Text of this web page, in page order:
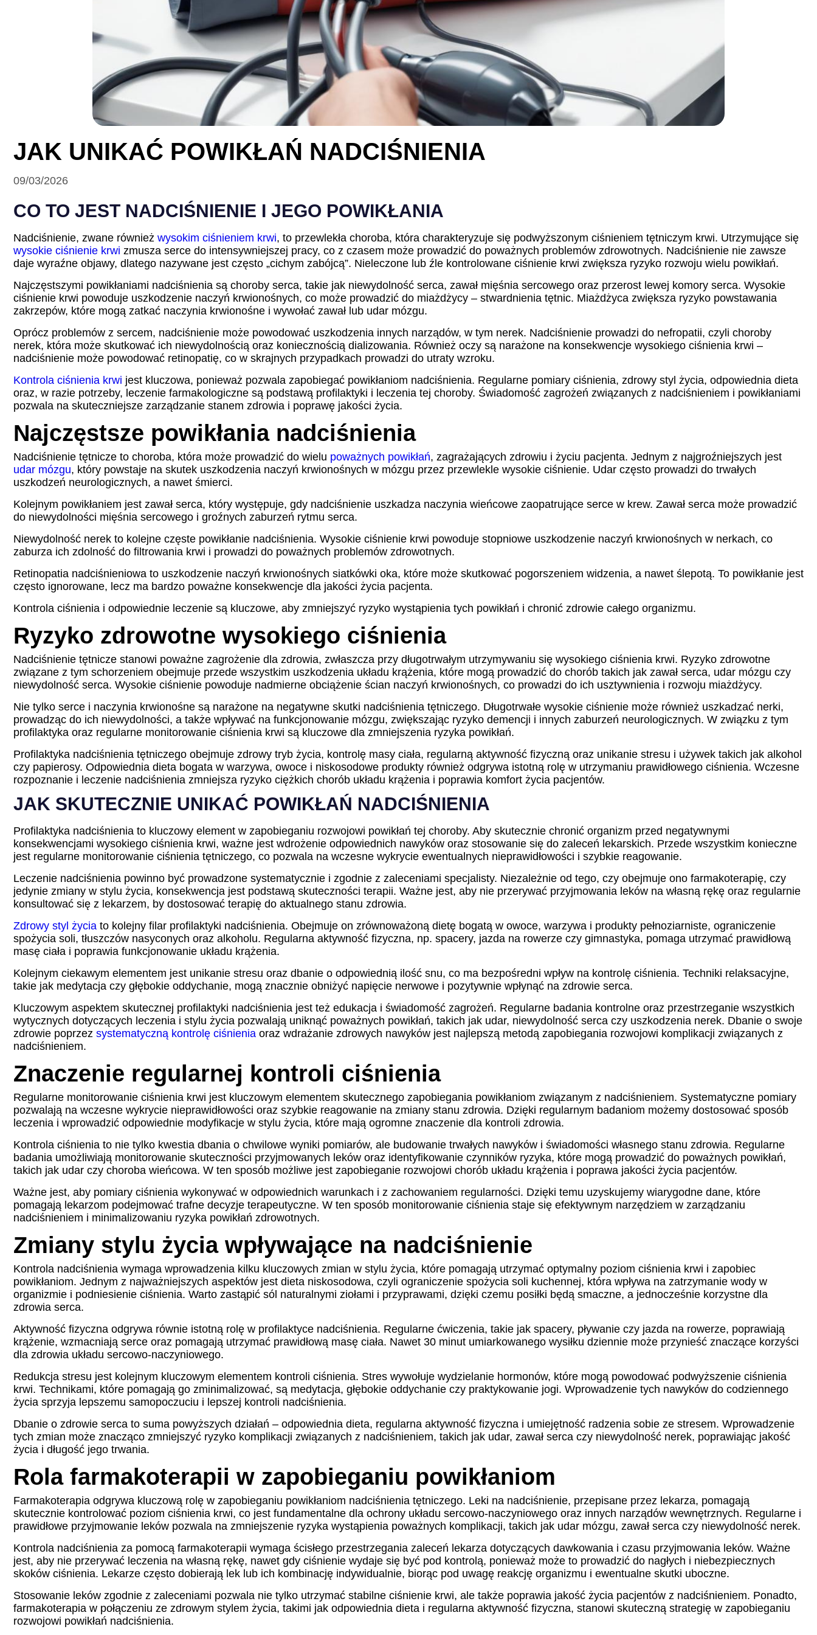
JAK UNIKAĆ POWIKŁAŃ NADCIŚNIENIA
09/03/2026
CO TO JEST NADCIŚNIENIE I JEGO POWIKŁANIA
Nadciśnienie, zwane również wysokim ciśnieniem krwi, to przewlekła choroba, która charakteryzuje się podwyższonym ciśnieniem tętniczym krwi. Utrzymujące się
wysokie ciśnienie krwi zmusza serce do intensywniejszej pracy, co z czasem może prowadzić do poważnych problemów zdrowotnych. Nadciśnienie nie zawsze
daje wyraźne objawy, dlatego nazywane jest często „cichym zabójcą”. Nieleczone lub źle kontrolowane ciśnienie krwi zwiększa ryzyko rozwoju wielu powikłań.
Najczęstszymi powikłaniami nadciśnienia są choroby serca, takie jak niewydolność serca, zawał mięśnia sercowego oraz przerost lewej komory serca. Wysokie
ciśnienie krwi powoduje uszkodzenie naczyń krwionośnych, co może prowadzić do miażdżycy – stwardnienia tętnic. Miażdżyca zwiększa ryzyko powstawania
zakrzepów, które mogą zatkać naczynia krwionośne i wywołać zawał lub udar mózgu.
Oprócz problemów z sercem, nadciśnienie może powodować uszkodzenia innych narządów, w tym nerek. Nadciśnienie prowadzi do nefropatii, czyli choroby
nerek, która może skutkować ich niewydolnością oraz koniecznością dializowania. Również oczy są narażone na konsekwencje wysokiego ciśnienia krwi –
nadciśnienie może powodować retinopatię, co w skrajnych przypadkach prowadzi do utraty wzroku.
Kontrola ciśnienia krwi jest kluczowa, ponieważ pozwala zapobiegać powikłaniom nadciśnienia. Regularne pomiary ciśnienia, zdrowy styl życia, odpowiednia dieta
oraz, w razie potrzeby, leczenie farmakologiczne są podstawą profilaktyki i leczenia tej choroby. Świadomość zagrożeń związanych z nadciśnieniem i powikłaniami
pozwala na skuteczniejsze zarządzanie stanem zdrowia i poprawę jakości życia.
Najczęstsze powikłania nadciśnienia
Nadciśnienie tętnicze to choroba, która może prowadzić do wielu poważnych powikłań, zagrażających zdrowiu i życiu pacjenta. Jednym z najgroźniejszych jest
udar mózgu, który powstaje na skutek uszkodzenia naczyń krwionośnych w mózgu przez przewlekle wysokie ciśnienie. Udar często prowadzi do trwałych
uszkodzeń neurologicznych, a nawet śmierci.
Kolejnym powikłaniem jest zawał serca, który występuje, gdy nadciśnienie uszkadza naczynia wieńcowe zaopatrujące serce w krew. Zawał serca może prowadzić
do niewydolności mięśnia sercowego i groźnych zaburzeń rytmu serca.
Niewydolność nerek to kolejne częste powikłanie nadciśnienia. Wysokie ciśnienie krwi powoduje stopniowe uszkodzenie naczyń krwionośnych w nerkach, co
zaburza ich zdolność do filtrowania krwi i prowadzi do poważnych problemów zdrowotnych.
Retinopatia nadciśnieniowa to uszkodzenie naczyń krwionośnych siatkówki oka, które może skutkować pogorszeniem widzenia, a nawet ślepotą. To powikłanie jest
często ignorowane, lecz ma bardzo poważne konsekwencje dla jakości życia pacjenta.
Kontrola ciśnienia i odpowiednie leczenie są kluczowe, aby zmniejszyć ryzyko wystąpienia tych powikłań i chronić zdrowie całego organizmu.
Ryzyko zdrowotne wysokiego ciśnienia
Nadciśnienie tętnicze stanowi poważne zagrożenie dla zdrowia, zwłaszcza przy długotrwałym utrzymywaniu się wysokiego ciśnienia krwi. Ryzyko zdrowotne
związane z tym schorzeniem obejmuje przede wszystkim uszkodzenia układu krążenia, które mogą prowadzić do chorób takich jak zawał serca, udar mózgu czy
niewydolność serca. Wysokie ciśnienie powoduje nadmierne obciążenie ścian naczyń krwionośnych, co prowadzi do ich usztywnienia i rozwoju miażdżycy.
Nie tylko serce i naczynia krwionośne są narażone na negatywne skutki nadciśnienia tętniczego. Długotrwałe wysokie ciśnienie może również uszkadzać nerki,
prowadząc do ich niewydolności, a także wpływać na funkcjonowanie mózgu, zwiększając ryzyko demencji i innych zaburzeń neurologicznych. W związku z tym
profilaktyka oraz regularne monitorowanie ciśnienia krwi są kluczowe dla zmniejszenia ryzyka powikłań.
Profilaktyka nadciśnienia tętniczego obejmuje zdrowy tryb życia, kontrolę masy ciała, regularną aktywność fizyczną oraz unikanie stresu i używek takich jak alkohol
czy papierosy. Odpowiednia dieta bogata w warzywa, owoce i niskosodowe produkty również odgrywa istotną rolę w utrzymaniu prawidłowego ciśnienia. Wczesne
rozpoznanie i leczenie nadciśnienia zmniejsza ryzyko ciężkich chorób układu krążenia i poprawia komfort życia pacjentów.
JAK SKUTECZNIE UNIKAĆ POWIKŁAŃ NADCIŚNIENIA
Profilaktyka nadciśnienia to kluczowy element w zapobieganiu rozwojowi powikłań tej choroby. Aby skutecznie chronić organizm przed negatywnymi
konsekwencjami wysokiego ciśnienia krwi, ważne jest wdrożenie odpowiednich nawyków oraz stosowanie się do zaleceń lekarskich. Przede wszystkim konieczne
jest regularne monitorowanie ciśnienia tętniczego, co pozwala na wczesne wykrycie ewentualnych nieprawidłowości i szybkie reagowanie.
Leczenie nadciśnienia powinno być prowadzone systematycznie i zgodnie z zaleceniami specjalisty. Niezależnie od tego, czy obejmuje ono farmakoterapię, czy
jedynie zmiany w stylu życia, konsekwencja jest podstawą skuteczności terapii. Ważne jest, aby nie przerywać przyjmowania leków na własną rękę oraz regularnie
konsultować się z lekarzem, by dostosować terapię do aktualnego stanu zdrowia.
Zdrowy styl życia to kolejny filar profilaktyki nadciśnienia. Obejmuje on zrównoważoną dietę bogatą w owoce, warzywa i produkty pełnoziarniste, ograniczenie
spożycia soli, tłuszczów nasyconych oraz alkoholu. Regularna aktywność fizyczna, np. spacery, jazda na rowerze czy gimnastyka, pomaga utrzymać prawidłową
masę ciała i poprawia funkcjonowanie układu krążenia.
Kolejnym ciekawym elementem jest unikanie stresu oraz dbanie o odpowiednią ilość snu, co ma bezpośredni wpływ na kontrolę ciśnienia. Techniki relaksacyjne,
takie jak medytacja czy głębokie oddychanie, mogą znacznie obniżyć napięcie nerwowe i pozytywnie wpłynąć na zdrowie serca.
Kluczowym aspektem skutecznej profilaktyki nadciśnienia jest też edukacja i świadomość zagrożeń. Regularne badania kontrolne oraz przestrzeganie wszystkich
wytycznych dotyczących leczenia i stylu życia pozwalają uniknąć poważnych powikłań, takich jak udar, niewydolność serca czy uszkodzenia nerek. Dbanie o swoje
zdrowie poprzez systematyczną kontrolę ciśnienia oraz wdrażanie zdrowych nawyków jest najlepszą metodą zapobiegania rozwojowi komplikacji związanych z
nadciśnieniem.
Znaczenie regularnej kontroli ciśnienia
Regularne monitorowanie ciśnienia krwi jest kluczowym elementem skutecznego zapobiegania powikłaniom związanym z nadciśnieniem. Systematyczne pomiary
pozwalają na wczesne wykrycie nieprawidłowości oraz szybkie reagowanie na zmiany stanu zdrowia. Dzięki regularnym badaniom możemy dostosować sposób
leczenia i wprowadzić odpowiednie modyfikacje w stylu życia, które mają ogromne znaczenie dla kontroli zdrowia.
Kontrola ciśnienia to nie tylko kwestia dbania o chwilowe wyniki pomiarów, ale budowanie trwałych nawyków i świadomości własnego stanu zdrowia. Regularne
badania umożliwiają monitorowanie skuteczności przyjmowanych leków oraz identyfikowanie czynników ryzyka, które mogą prowadzić do poważnych powikłań,
takich jak udar czy choroba wieńcowa. W ten sposób możliwe jest zapobieganie rozwojowi chorób układu krążenia i poprawa jakości życia pacjentów.
Ważne jest, aby pomiary ciśnienia wykonywać w odpowiednich warunkach i z zachowaniem regularności. Dzięki temu uzyskujemy wiarygodne dane, które
pomagają lekarzom podejmować trafne decyzje terapeutyczne. W ten sposób monitorowanie ciśnienia staje się efektywnym narzędziem w zarządzaniu
nadciśnieniem i minimalizowaniu ryzyka powikłań zdrowotnych.
Zmiany stylu życia wpływające na nadciśnienie
Kontrola nadciśnienia wymaga wprowadzenia kilku kluczowych zmian w stylu życia, które pomagają utrzymać optymalny poziom ciśnienia krwi i zapobiec
powikłaniom. Jednym z najważniejszych aspektów jest dieta niskosodowa, czyli ograniczenie spożycia soli kuchennej, która wpływa na zatrzymanie wody w
organizmie i podniesienie ciśnienia. Warto zastąpić sól naturalnymi ziołami i przyprawami, dzięki czemu posiłki będą smaczne, a jednocześnie korzystne dla
zdrowia serca.
Aktywność fizyczna odgrywa równie istotną rolę w profilaktyce nadciśnienia. Regularne ćwiczenia, takie jak spacery, pływanie czy jazda na rowerze, poprawiają
krążenie, wzmacniają serce oraz pomagają utrzymać prawidłową masę ciała. Nawet 30 minut umiarkowanego wysiłku dziennie może przynieść znaczące korzyści
dla zdrowia układu sercowo-naczyniowego.
Redukcja stresu jest kolejnym kluczowym elementem kontroli ciśnienia. Stres wywołuje wydzielanie hormonów, które mogą powodować podwyższenie ciśnienia
krwi. Technikami, które pomagają go zminimalizować, są medytacja, głębokie oddychanie czy praktykowanie jogi. Wprowadzenie tych nawyków do codziennego
życia sprzyja lepszemu samopoczuciu i lepszej kontroli nadciśnienia.
Dbanie o zdrowie serca to suma powyższych działań – odpowiednia dieta, regularna aktywność fizyczna i umiejętność radzenia sobie ze stresem. Wprowadzenie
tych zmian może znacząco zmniejszyć ryzyko komplikacji związanych z nadciśnieniem, takich jak udar, zawał serca czy niewydolność nerek, poprawiając jakość
życia i długość jego trwania.
Rola farmakoterapii w zapobieganiu powikłaniom
Farmakoterapia odgrywa kluczową rolę w zapobieganiu powikłaniom nadciśnienia tętniczego. Leki na nadciśnienie, przepisane przez lekarza, pomagają
skutecznie kontrolować poziom ciśnienia krwi, co jest fundamentalne dla ochrony układu sercowo-naczyniowego oraz innych narządów wewnętrznych. Regularne i
prawidłowe przyjmowanie leków pozwala na zmniejszenie ryzyka wystąpienia poważnych komplikacji, takich jak udar mózgu, zawał serca czy niewydolność nerek.
Kontrola nadciśnienia za pomocą farmakoterapii wymaga ścisłego przestrzegania zaleceń lekarza dotyczących dawkowania i czasu przyjmowania leków. Ważne
jest, aby nie przerywać leczenia na własną rękę, nawet gdy ciśnienie wydaje się być pod kontrolą, ponieważ może to prowadzić do nagłych i niebezpiecznych
skoków ciśnienia. Lekarze często dobierają lek lub ich kombinację indywidualnie, biorąc pod uwagę reakcję organizmu i ewentualne skutki uboczne.
Stosowanie leków zgodnie z zaleceniami pozwala nie tylko utrzymać stabilne ciśnienie krwi, ale także poprawia jakość życia pacjentów z nadciśnieniem. Ponadto,
farmakoterapia w połączeniu ze zdrowym stylem życia, takimi jak odpowiednia dieta i regularna aktywność fizyczna, stanowi skuteczną strategię w zapobieganiu
rozwojowi powikłań nadciśnienia.